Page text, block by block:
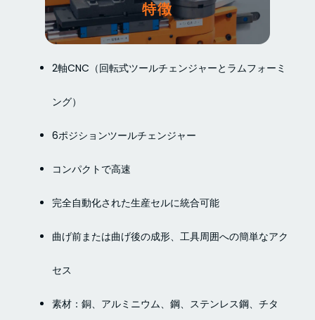
特徴
2軸CNC（回転式ツールチェンジャーとラムフォーミ
ング）
6ポジションツールチェンジャー
コンパクトで高速
完全自動化された生産セルに統合可能
曲げ前または曲げ後の成形、工具周囲への簡単なアク
セス
素材：銅、アルミニウム、鋼、ステンレス鋼、チタ